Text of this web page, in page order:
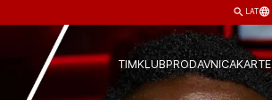
LAT
TIMKLUBPRODAVNICAKARTE